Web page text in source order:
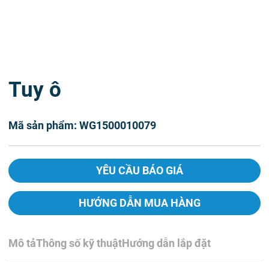
Tuy ô
Mã sản phẩm: WG1500010079
YÊU CẦU BÁO GIÁ
HƯỚNG DẪN MUA HÀNG
Mô tảThông số kỹ thuậtHướng dẫn lắp đặt